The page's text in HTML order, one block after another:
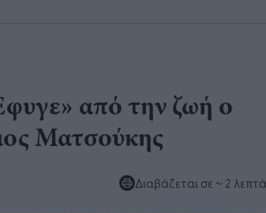
από την ζωή ο
Ματσούκης
Διαβάζεται σε ~ 2 λεπτά